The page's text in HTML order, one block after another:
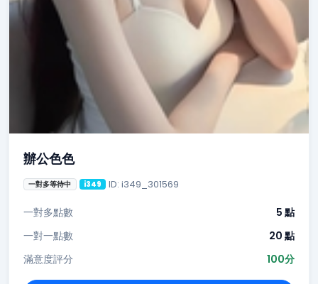
辦公色色
一對多等待中 i349 ID: i349_301569
一對多點數
5 點
一對一點數
20 點
滿意度評分
100分